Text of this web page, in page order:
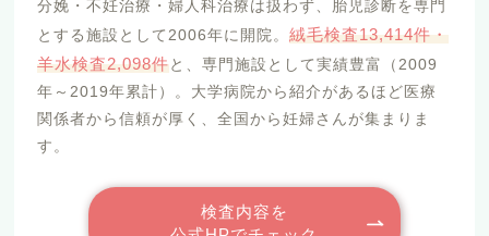
分娩・不妊治療・婦人科治療は扱わず、胎児診断を専門
とする施設として2006年に開院。 絨毛検査13,414件・
羊水検査2,098件と、専門施設として実績豊富（2009
年～2019年累計）。大学病院から紹介があるほど医療
関係者から信頼が厚く、全国から妊婦さんが集まりま
す。
検査内容を